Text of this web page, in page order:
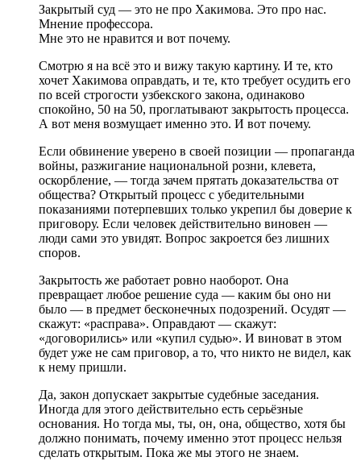
Закрытый суд — это не про Хакимова. Это про нас.
Мнение профессора.
Мне это не нравится и вот почему.
Смотрю я на всё это и вижу такую картину. И те, кто
хочет Хакимова оправдать, и те, кто требует осудить его
по всей строгости узбекского закона, одинаково
спокойно, 50 на 50, проглатывают закрытость процесса.
А вот меня возмущает именно это. И вот почему.
Если обвинение уверено в своей позиции — пропаганда
войны, разжигание национальной розни, клевета,
оскорбление, — тогда зачем прятать доказательства от
общества? Открытый процесс с убедительными
показаниями потерпевших только укрепил бы доверие к
приговору. Если человек действительно виновен —
люди сами это увидят. Вопрос закроется без лишних
споров.
Закрытость же работает ровно наоборот. Она
превращает любое решение суда — каким бы оно ни
было — в предмет бесконечных подозрений. Осудят —
скажут: «расправа». Оправдают — скажут:
«договорились» или «купил судью». И виноват в этом
будет уже не сам приговор, а то, что никто не видел, как
к нему пришли.
Да, закон допускает закрытые судебные заседания.
Иногда для этого действительно есть серьёзные
основания. Но тогда мы, ты, он, она, общество, хотя бы
должно понимать, почему именно этот процесс нельзя
сделать открытым. Пока же мы этого не знаем.